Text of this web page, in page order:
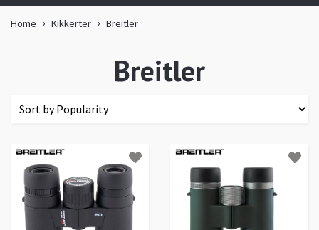
Home Kikkerter Breitler
Breitler